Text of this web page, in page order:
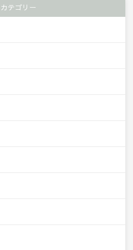
カテゴリー